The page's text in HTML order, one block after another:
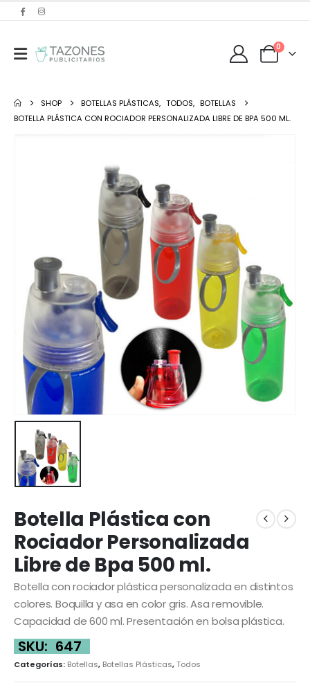
0
SHOP BOTELLAS PLÁSTICAS, TODOS, BOTELLAS
BOTELLA PLÁSTICA CON ROCIADOR PERSONALIZADA LIBRE DE BPA 500 ML.
Botella Plástica con
Rociador Personalizada
Libre de Bpa 500 ml.
Botella con rociador plástica personalizada en distintos
colores. Boquilla y asa en color gris. Asa removible.
Capacidad de 600 ml. Presentación en bolsa plástica.
SKU: 647
Categorías: Botellas, Botellas Plásticas,Todos